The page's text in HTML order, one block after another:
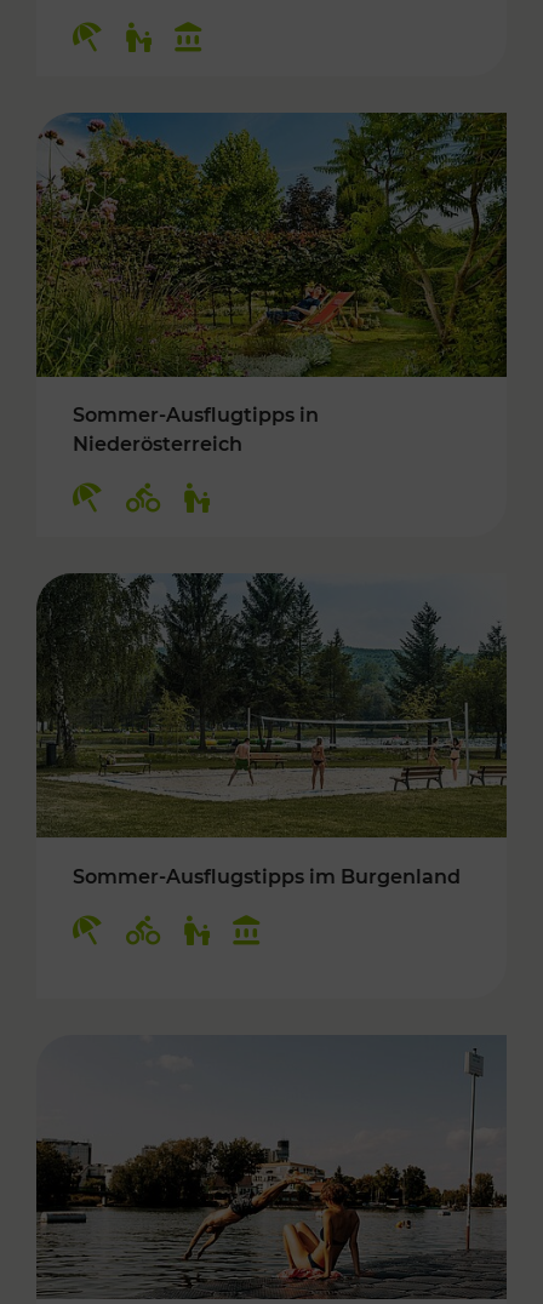
Sommer-Ausflugtipps in
Niederösterreich
Sommer-Ausflugstipps im Burgenland